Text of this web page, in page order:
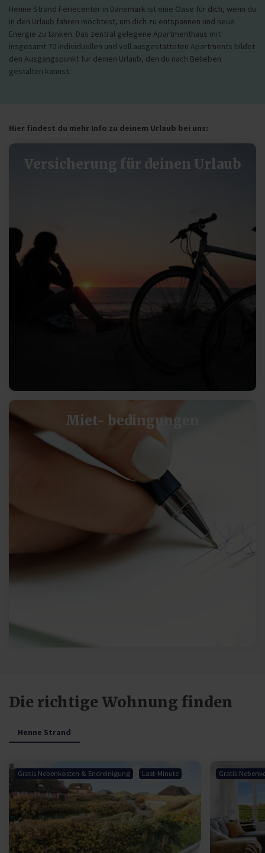
Henne Strand Feriecenter in Dänemark ist eine Oase für dich, wenn du
in den Urlaub fahren möchtest, um dich zu entspannen und neue
Energie zu tanken. Das zentral gelegene Apartmenthaus mit
insgesamt 70 individuellen und voll ausgestatteten Apartments bildet
den Ausgangspunkt für deinen Urlaub, den du nach Belieben
gestalten kannst.
Hier findest du mehr Info zu deinem Urlaub bei uns:
Versicherung für deinen Urlaub
Miet- bedingungen
Die richtige Wohnung finden
Henne Strand
Gratis Nebenkosten & Endreinigung Last-Minute
Lädt ...
Gratis